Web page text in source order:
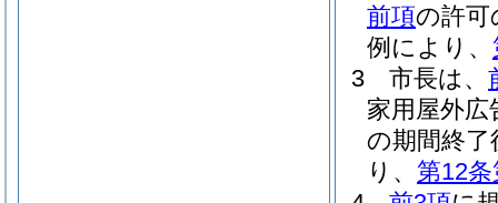
前項の許可
例により、
3
市長は、
家用屋外
の期間終了
り、 第12